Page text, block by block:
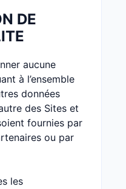
DE
aucune
à l’ensemble
données
des Sites et
fournies par
ou par
les